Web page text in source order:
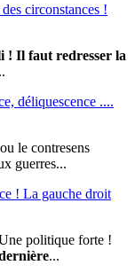
circonstances !
Il faut redresser la
déliquescence ....
le contresens
guerres...
! La gauche droit
politique forte !
...